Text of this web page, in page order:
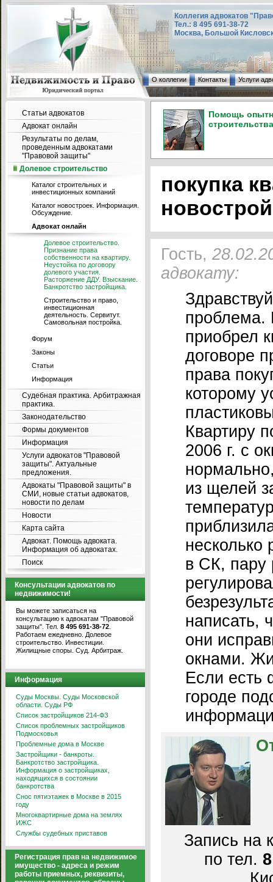
Коллегия адвокатов
Тел.: 8 495 691-38-72
Москва, Большой
О коллегии Контакты Услуги
Статьи адвокатов
Адвокат онлайн
Результаты по делам,
проведенным адвокатами
"Правовой защиты"
Долевое строительство
Каталог строительных и
инвестиционных компаний
Каталог новостроек. Информация.
Обсуждение.
Адвокат онлайн
Долевое строительство.
Признание права
собственности на квартиру.
Неустойка по договору
долевого участия.
Расторжение ДДУ. Взыскание.
Банкротство застройщика.
Строительство и право,
инвестиционная
деятельность. Сервитут.
Самовольная постройка.
Форум
Законы
Статьи
Информация
Судебная практика. Арбитражная
практика.
Законодательство
Формы документов
Информация
Услуги адвокатов "Правовой
защиты". Актуальные
предложения.
Адвокаты "Правовой защиты" в
СМИ, новые статьи адвокатов,
новости по делам
Новости
Карта сайта
Адвокат. Помощь адвоката.
Информация об адвокатах.
Поиск
Консультации адвокатов по
недвижимости!
Вы можете записаться на
консультацию к адвокатам "Правовой
защиты". Тел. 8 495 691-38-72
Работаем ежедневно. Долевое
строительство. Инвестиции.
Жилищные споры. Суд. Арбитраж.
Информация
Суды Москвы. Суды Московской
области. Суды РФ
Список застройщиков 214-ФЗ
Список проблемных застройщиков
Подмосковья
Проблемные дома в Москве
Застройщики - банкроты.
Банкротство застройщика.
Информация о застройщиках,
находящихся в состоянии
банкротства
Снос пятиэтажек в Москве в 2015
году
Многоквартирные дома на землях
ИЖС
Службы судебных приставов
Регистрация прав на недвижимое
имущество - адреса и режим
работы приемных, реквизиты,
Помощь
покупка
Гость,
адвокату:
проблема.
приобрел
договоре
права
которому
Квартиру
2006 г. с
из щелей
несколько
в СК, пару
написать,
они
окнами.
Если есть
городе
Запись на
по тел.